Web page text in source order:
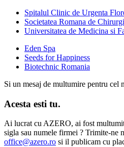
Spitalul Clinic de Urgenta
Societatea Romana de
Universitatea de Medicina si
Eden Spa
Seeds for Happiness
Biotechnic Romania
Si un mesaj de multumire pentru cel
Acesta esti tu.
Ai lucrat cu AZERO, ai fost
sigla sau numele firmei ? Trimite-ne
office@azero.ro si il publicam cu